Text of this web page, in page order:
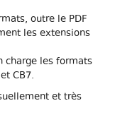
outre le PDF
les extensions
charge les formats
CB7.
et très